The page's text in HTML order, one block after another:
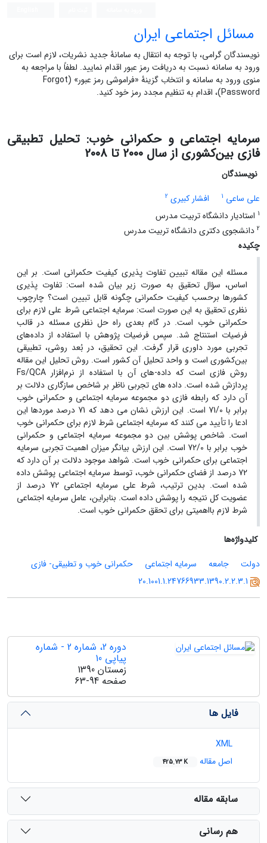
مسائل اجتماعی ایران
نویسندگان گرامی، با توجه به انتقال به سامانۀ جدید نشریات، لازم است برای
ورود به سامانه نسبت به دریافت رمز عبور اقدام نمایید. لطفاً با مراجعه به
منوی ورود به سامانه و انتخاب گزینۀ «فراموشی رمز عبور» (Forgot
Password)، اقدام به تنظیم مجدد رمز خود کنید.
سرمایه اجتماعی و حکمرانی خوب: تحلیل تطبیقی
فازی بین‌کشوری از سال 2000 تا 2008
نویسندگان
علی ساعی 1 افشار کبیری 2
1 استادیار دانشگاه تربیت مدرس
2 دانشجوی دکتری دانشگاه تربیت مدرس
چکیده
مسئله این مقاله تبیین تفاوت پذیری کیفیت حکمرانی است. بر این
اساس، سؤال تحقیق به صورت زیر بیان شده است: تفاوت پذیری
کشورها برحسب کیفیت حکمرانی چگونه قابل تبیین است؟ چارچوب
نظری تحقیق به این صورت است: سرمایه اجتماعی شرط علی لازم برای
حکمرانی خوب است. در گام بعدی راه حل نظری مسئله در قالب
فرضیات استنتاج شد. سپس فرضیات پژوهش با استفاده از داده‌های
تجربی مورد داوری قرار گرفت. این تحقیق، در بُعد روشی، تطبیقی
بین‌کشوری است و واحد تحلیل آن کشور است. روش تحلیل این مقاله
روش فازی است که داده-های آن با استفاده از نرم‌افزار Fs/QCA
پردازش شده است. داده های تجربی ناظر بر شاخص سازگاری دلالت بر
آن دارد که رابطه فازی دو مجموعه سرمایه اجتماعی و حکمرانی خوب
برابر با 71/0 است. این ارزش نشان می دهد که 71 درصد موردها این
ادعا را تأیید می کنند که سرمایه اجتماعی شرط لازم برای حکمرانی خوب
است. شاخص پوشش بین دو مجموعه سرمایه اجتماعی و حکمرانی
خوب برابر با 72/0 است. این ارزش بیانگر میزان اهمیت تجربی سرمایه
اجتماعی برای حکمرانی خوب است. شواهد موجود دلالت بر آن دارد که
72 درصد از فضای حکمرانی خوب، توسط سرمایه اجتماعی پوشش داده
شده است. بدین ترتیب، شرط علی سرمایه اجتماعی 72 درصد از
عضویت کل نتیجه را پوشش داده است. بنابراین، عامل سرمایه اجتماعی
شرط لازم بااهمیتی برای تحقق حکمرانی خوب است.
کلیدواژه‌ها
دولت
جامعه سرمایه اجتماعی
حکمرانی خوب و تطبیقی- فازی
20.1001.1.24766933.1390.2.2.3.1
دوره 2، شماره 2 - شماره
پیاپی 10
زمستان 1390
صفحه 63-94
فایل ها
XML
اصل مقاله
425.73 K
سابقه مقاله
هم رسانی